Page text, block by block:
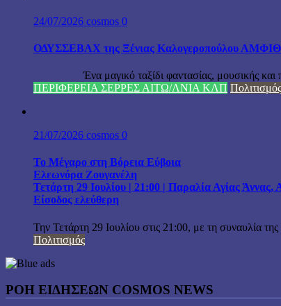
24/07/2026 cosmos 0
ΟΔΥΣΣΕΒΑΧ της Ξένιας Καλογεροπούλου
Ένα μαγικό ταξίδι φαντασίας, μουσικής και
ΠΕΡΙΦΕΡΕΙΑ ΣΕΡΡΕΣ ΑΙΤΩ/ΛΝΙΑ ΚΛΠ Πολιτισμός
21/07/2026 cosmos 0
Το Μέγαρο στη Βόρεια Εύβοια
Ελεωνόρα Ζουγανέλη
Τετάρτη 29 Ιουλίου | 21:00 | Παραλία Αγίας Άννας,
Είσοδος ελεύθερη
Την Τετάρτη 29 Ιουλίου στις 21:00, με τη συναυλία
Πολιτισμός
ΡΟΗ ΕΙΔΗΣΕΩΝ COSMOS NEWS